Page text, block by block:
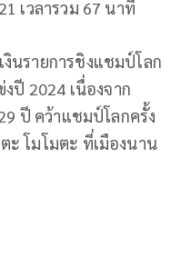
เวลารวม 67 นาที
นรายการชิงแชมป์โลก
ปี 2024 เนื่องจาก
ปี คว้าแชมป์โลกครั้ง
ะ โมโมตะ ที่เมืองนาน